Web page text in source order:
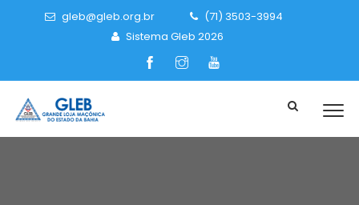
gleb@gleb.org.br
(71) 3503-3994
Sistema Gleb 2026